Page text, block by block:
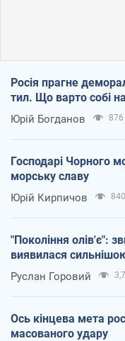
Росія прагне
тил. Що варто собі
Юрій Богданов 876
Господарі Чорного
морську славу
Юрій Кирпичов 840
"Покоління олів'є":
виявилася
Руслан Горовий
Ось кінцева мета
масованого удару